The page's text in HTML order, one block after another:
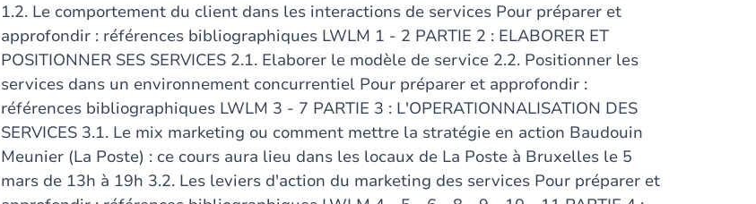
1.2. Le comportement du client dans les interactions de services Pour préparer et
approfondir : références bibliographiques LWLM 1 - 2 PARTIE 2 : ELABORER ET
POSITIONNER SES SERVICES 2.1. Elaborer le modèle de service 2.2. Positionner les
services dans un environnement concurrentiel Pour préparer et approfondir :
références bibliographiques LWLM 3 - 7 PARTIE 3 : L'OPERATIONNALISATION DES
SERVICES 3.1. Le mix marketing ou comment mettre la stratégie en action Baudouin
Meunier (La Poste) : ce cours aura lieu dans les locaux de La Poste à Bruxelles le 5
mars de 13h à 19h 3.2. Les leviers d'action du marketing des services Pour préparer et